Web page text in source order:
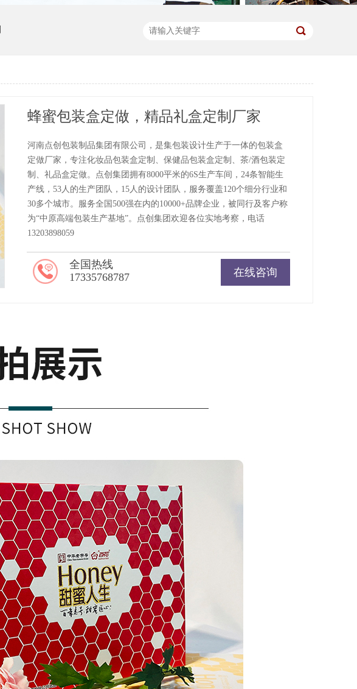
蜂蜜包装盒定做，精品礼盒定制厂家
河南点创包装制品集团有限公司，是集包装设计生产于一体的包装盒
定做厂家，专注化妆品包装盒定制、保健品包装盒定制、茶/酒包装定
制、礼品盒定做。点创集团拥有8000平米的6S生产车间，24条智能生
产线，53人的生产团队，15人的设计团队，服务覆盖120个细分行业和
30多个城市。服务全国500强在内的10000+品牌企业，被同行及客户称
为“中原高端包装生产基地”。点创集团欢迎各位实地考察，电话
13203898059
在线咨询
全国热线
17335768787